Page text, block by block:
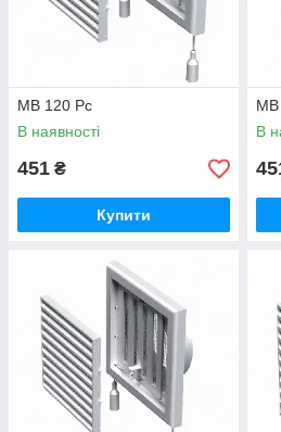
МВ 120 Рс
В наявності
451 ₴
Купити
МВ
В